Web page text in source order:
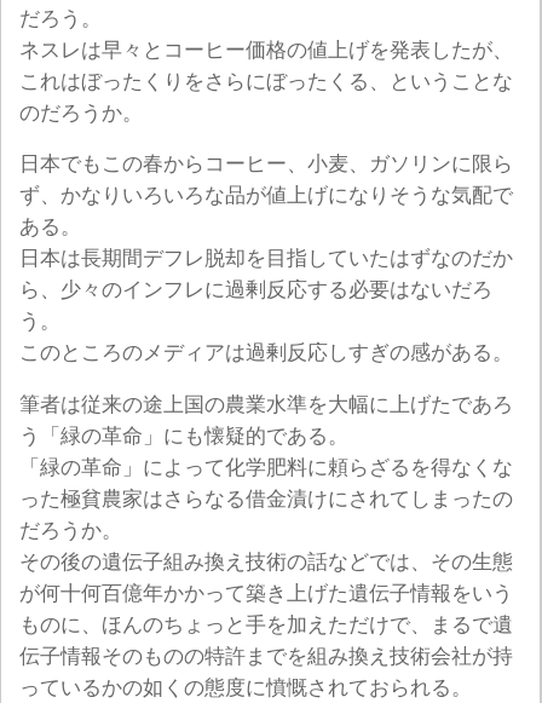
だろう。
ネスレは早々とコーヒー価格の値上げを発表したが、
これはぼったくりをさらにぼったくる、ということな
のだろうか。
日本でもこの春からコーヒー、小麦、ガソリンに限ら
ず、かなりいろいろな品が値上げになりそうな気配で
ある。
日本は長期間デフレ脱却を目指していたはずなのだか
ら、少々のインフレに過剰反応する必要はないだろ
う。
このところのメディアは過剰反応しすぎの感がある。
筆者は従来の途上国の農業水準を大幅に上げたであろ
う「緑の革命」にも懐疑的である。
「緑の革命」によって化学肥料に頼らざるを得なくな
った極貧農家はさらなる借金漬けにされてしまったの
だろうか。
その後の遺伝子組み換え技術の話などでは、その生態
が何十何百億年かかって築き上げた遺伝子情報をいう
ものに、ほんのちょっと手を加えただけで、まるで遺
伝子情報そのものの特許までを組み換え技術会社が持
っているかの如くの態度に憤慨されておられる。